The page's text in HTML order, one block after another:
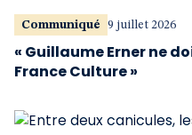
Communiqué 9 juillet 2026
« Guillaume Erner ne
France Culture »